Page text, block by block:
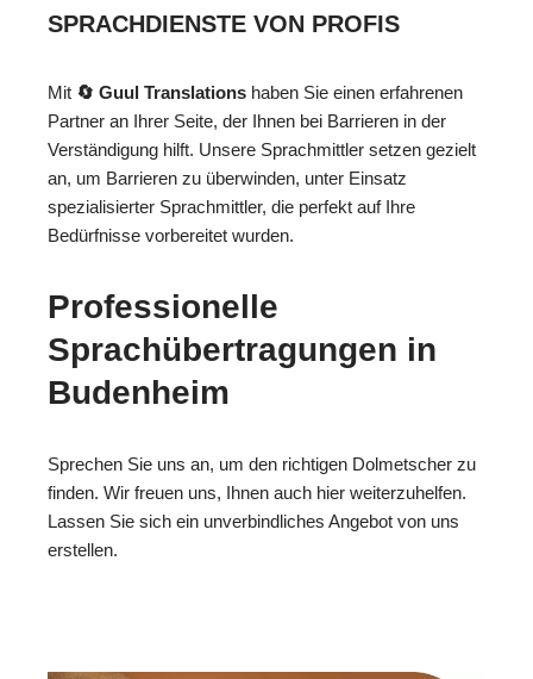
SPRACHDIENSTE VON PROFIS
Mit 🔄 Guul Translations haben Sie einen erfahrenen
Partner an Ihrer Seite, der Ihnen bei Barrieren in der
Verständigung hilft. Unsere Sprachmittler setzen gezielt
an, um Barrieren zu überwinden, unter Einsatz
spezialisierter Sprachmittler, die perfekt auf Ihre
Bedürfnisse vorbereitet wurden.
Professionelle
Sprachübertragungen in
Budenheim
Sprechen Sie uns an, um den richtigen Dolmetscher zu
finden. Wir freuen uns, Ihnen auch hier weiterzuhelfen.
Lassen Sie sich ein unverbindliches Angebot von uns
erstellen.